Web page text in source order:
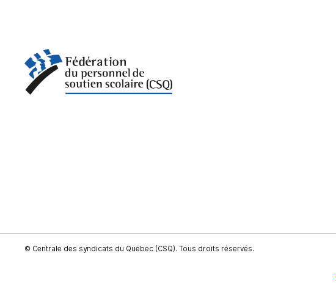
© Centrale des syndicats du Québec (CSQ). Tous droits réservés.